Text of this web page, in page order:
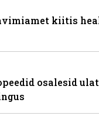
kiitis
osalesid